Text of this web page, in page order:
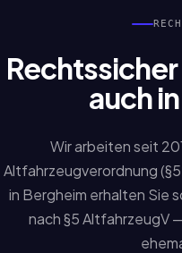
Rechtssicher
auch
Wir arbeiten seit
Altfahrzeugverordnung
in Bergheim erhalten Sie
nach §5 AltfahrzeugV